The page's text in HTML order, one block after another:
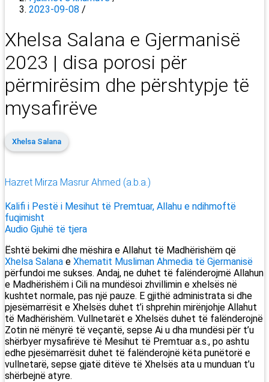
2023-09-08 /
Xhelsa Salana e Gjermanisë
2023 | disa porosi për
përmirësim dhe përshtypje të
mysafirëve
Xhelsa Salana
Hazret Mirza Masrur Ahmed (a.b.a.)
Kalifi i Pestë i Mesihut të Premtuar, Allahu e ndihmoftë
fuqimisht
Audio Gjuhë të tjera
Është bekimi dhe mëshira e Allahut të Madhërishëm që
Xhelsa Salana e Xhematit Musliman Ahmedia të Gjermanisë
përfundoi me sukses. Andaj, ne duhet të falënderojmë Allahun
e Madhërishëm i Cili na mundësoi zhvillimin e xhelsës në
kushtet normale, pas një pauze. E gjithë administrata si dhe
pjesëmarrësit e Xhelsës duhet t’i shprehin mirënjohje Allahut
të Madhërishëm. Vullnetarët e Xhelsës duhet të falënderojnë
Zotin në mënyrë të veçantë, sepse Ai u dha mundësi për t’u
shërbyer mysafirëve të Mesihut të Premtuar a.s., po ashtu
edhe pjesëmarrësit duhet të falënderojnë këta punëtorë e
vullnetarë, sepse gjatë ditëve të Xhelsës ata u munduan t’u
shërbejnë atyre.